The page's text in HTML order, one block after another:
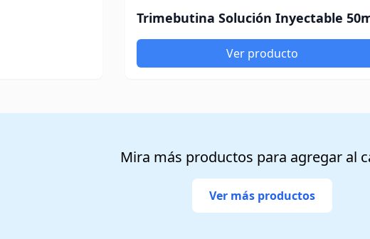
Ver producto
Mira más productos para agregar al
Ver más productos